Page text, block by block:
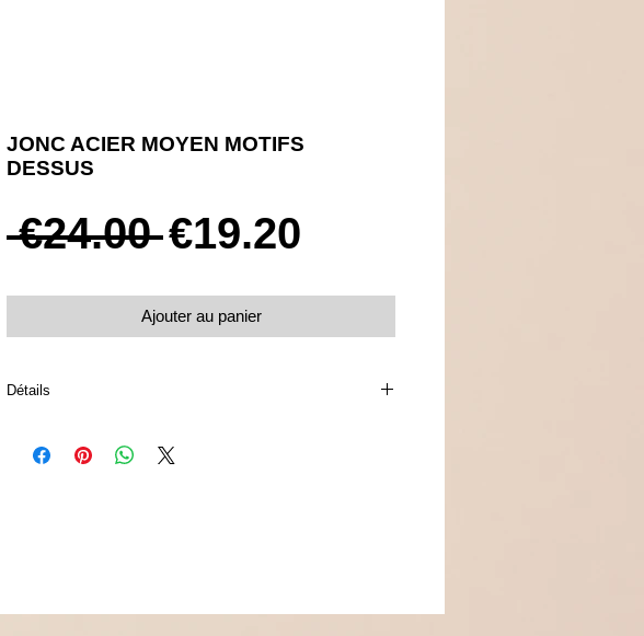
JONC ACIER MOYEN MOTIFS
DESSUS
€24.00 Prix
original
€19.20
promotionnel
Ajouter au panier
Détails
Acier 316L inoxydable